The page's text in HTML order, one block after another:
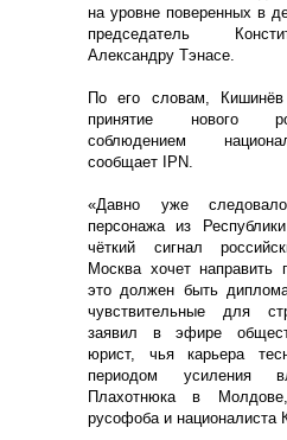
на уровне поверенных в
председатель
Александру Тэнасе.
По его словам,
принятие нового
соблюдением
сообщает IPN.
«Давно уже
персонажа из
чёткий сигнал
Москва хочет
это должен быть
чувствительные для
заявил в эфире
юрист, чья карьера
периодом усиления
Плахотнюка в
русофоба и националиста